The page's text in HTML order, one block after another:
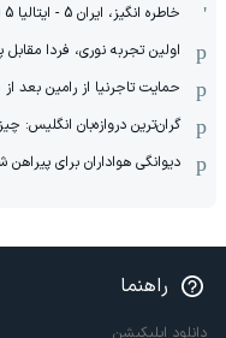
خاطره انگیز، ایران 5 - ایتالیا 5 (جام جهانی 2008)
اولین تجربه نوری، فردا
حمایت تاجرنیا از رامین بعد
گران‌ترین دروازه‌بان انگلیس:
دیوانگی هواداران برای پیراهن
راهنما